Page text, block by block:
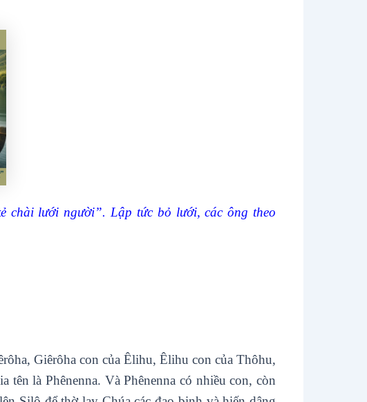
chài lưới người”. Lập tức bỏ lưới, các ông theo
Giêrôha con của Êlihu, Êlihu con của Thôhu,
là Phênenna. Và Phênenna có nhiều con, còn